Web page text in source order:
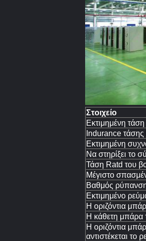
Στοιχείο
Εκτιμημένη τάση
Indurance
Εκτιμημένη
Να στηρίξει το
Τάση Ratd του
Μέγιστο
Βαθμός
Εκτιμημένο
Η οριζόντια
Η κάθετη μπάρα
Η οριζόντια
αντιστέκεται το